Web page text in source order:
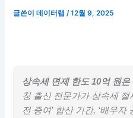
글쓴이데이터랩/12월 9, 2025
상속세 면제 한도 10억 원
청 출신 전문가가 상속세 절
전 증여’ 합산 기간, ‘배우자